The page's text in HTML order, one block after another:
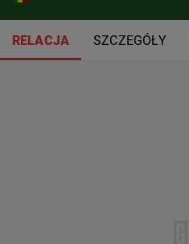
RELACJA SZCZEGÓŁY